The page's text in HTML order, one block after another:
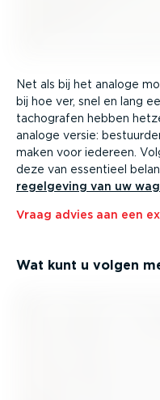
Net als bij het analoge
bij hoe ver, snel en lang
tachografen hebben
analoge versie:
maken voor iedereen.
deze van essentieel
regelgeving van uw
Vraag advies aan een
Wat kunt u volgen